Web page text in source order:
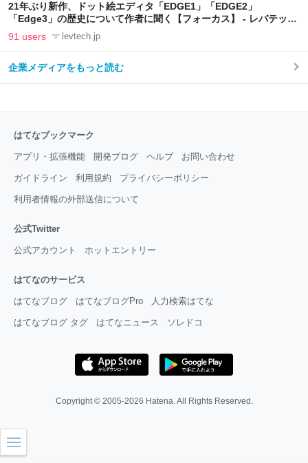
21年ぶり新作、ドット絵エディタ「EDGE1」「EDGE2」
「Edge3」の歴史について作者に聞く【フォーカス】 - レバテック
LAB
91 users levtech.jp
企業メディアをもっと読む
はてなブックマーク
アプリ・拡張機能 開発ブログ ヘルプ お問い合わせ
ガイドライン 利用規約 プライバシーポリシー
利用者情報の外部送信について
公式Twitter
公式アカウント ホットエントリー
はてなのサービス
はてなブログ はてなブログPro 人力検索はてな
はてなブログ タグ はてなニュース ソレドコ
Copyright © 2005-2026 Hatena . All Rights Reserved.